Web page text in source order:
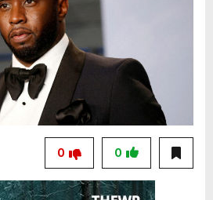
0
0